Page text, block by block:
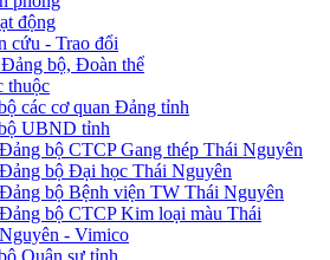
động
cứu - Trao đổi
bộ, Đoàn thể
thuộc
các cơ quan Đảng tỉnh
UBND tỉnh
Đảng bộ CTCP Gang thép Thái Nguyên
Đảng bộ Đại học Thái Nguyên
Đảng bộ Bệnh viện TW Thái Nguyên
Đảng bộ CTCP Kim loại màu Thái
Nguyên - Vimico
Quân sự tỉnh